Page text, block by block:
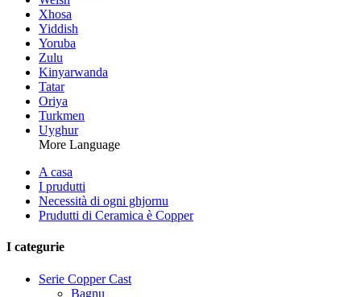
Xhosa
Yiddish
Yoruba
Zulu
Kinyarwanda
Tatar
Oriya
Turkmen
Uyghur
More Language
A casa
I prudutti
Necessità di ogni ghjornu
Prudutti di Ceramica è Copper
I categurie
Serie Copper Cast
Bagnu